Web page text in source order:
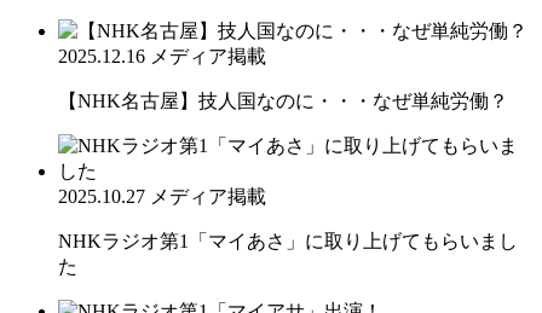
2025.12.16 メディア掲載
【NHK名古屋】技人国なのに・・・なぜ単純労働？
2025.10.27 メディア掲載
NHKラジオ第1「マイあさ」に取り上げてもらいまし
た